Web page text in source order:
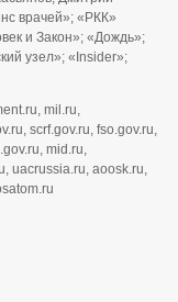
врачей»; «РКК»
и Закон»; «Дождь»;
узел»; «Insider»;
mil.ru,
scrf.gov.ru, fso.gov.ru,
mid.ru,
uacrussia.ru, aoosk.ru,